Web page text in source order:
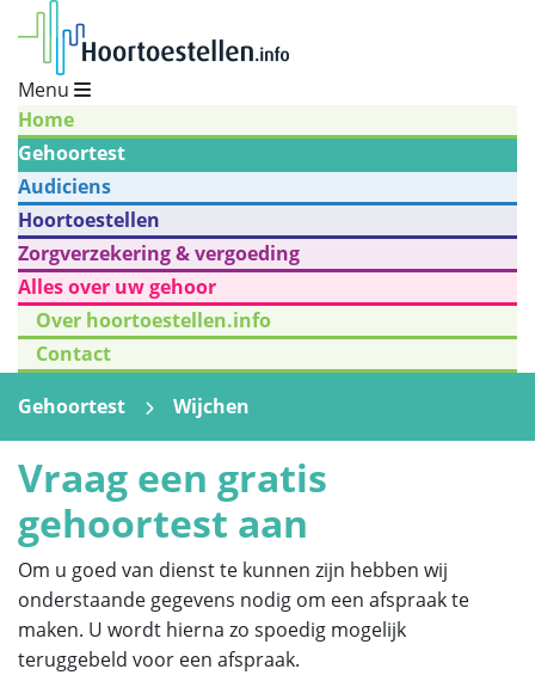
Menu
Home
Gehoortest
Audiciens
Hoortoestellen
Zorgverzekering & vergoeding
Alles over uw gehoor
Over hoortoestellen.info
Contact
Gehoortest
Wijchen
Vraag een gratis
gehoortest aan
Om u goed van dienst te kunnen zijn hebben wij
onderstaande gegevens nodig om een afspraak te
maken. U wordt hierna zo spoedig mogelijk
teruggebeld voor een afspraak.